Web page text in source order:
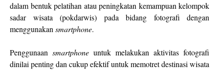
dalam bentuk pelatihan atau peningkatan kemampuan kelompok
sadar wisata (pokdarwis) pada bidang fotografi dengan
menggunakan smartphone.
Penggunaan smartphone untuk melakukan aktivitas fotografi
dinilai penting dan cukup efektif untuk memotret destinasi wisata